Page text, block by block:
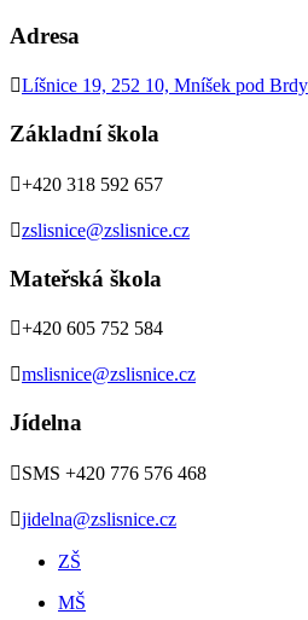
Adresa
Líšnice 19, 252 10, Mníšek pod Brdy
Základní škola
+420 318 592 657
zslisnice@zslisnice.cz
Mateřská škola
+420 605 752 584
mslisnice@zslisnice.cz
Jídelna
SMS +420 776 576 468
jidelna@zslisnice.cz
ZŠ
MŠ